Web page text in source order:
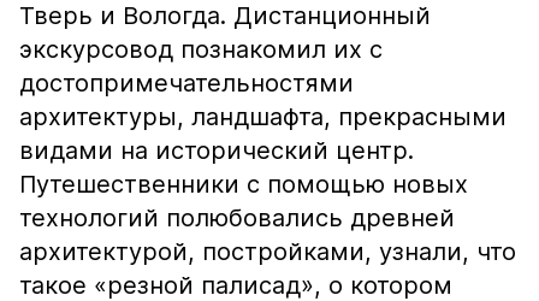
Тверь и Вологда. Дистанционный
экскурсовод познакомил их с
достопримечательностями
архитектуры, ландшафта, прекрасными
видами на исторический центр.
Путешественники с помощью новых
технологий полюбовались древней
архитектурой, постройками, узнали, что
такое «резной палисад», о котором